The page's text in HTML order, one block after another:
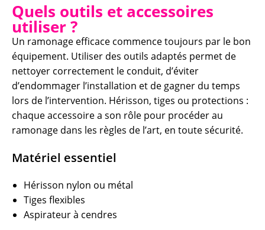
Quels outils et accessoires
utiliser ?
Un ramonage efficace commence toujours par le bon
équipement. Utiliser des outils adaptés permet de
nettoyer correctement le conduit, d’éviter
d’endommager l’installation et de gagner du temps
lors de l’intervention. Hérisson, tiges ou protections :
chaque accessoire a son rôle pour procéder au
ramonage dans les règles de l’art, en toute sécurité.
Matériel essentiel
Hérisson nylon ou métal
Tiges flexibles
Aspirateur à cendres